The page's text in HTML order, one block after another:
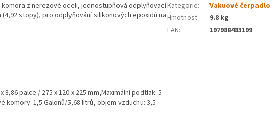
komora z nerezové oceli, jednostupňová odplyňovací
stopy), pro odplyňování silikonových epoxidů na
palce / 275 x 120 x 225 mm,Maximální podtlak: 5
komory: 1,5 Galonů/5,68 litrů, objem vzduchu: 3,5
Kategorie:
Vakuové čerpadlo
Hmotnost:
9.8 kg
EAN: 197988483199